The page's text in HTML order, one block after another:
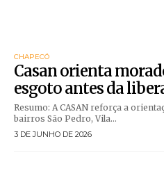
CHAPECÓ
Casan orienta
esgoto antes da
Resumo: A CASAN reforça a
bairros São Pedro, Vila...
3 DE JUNHO DE 2026